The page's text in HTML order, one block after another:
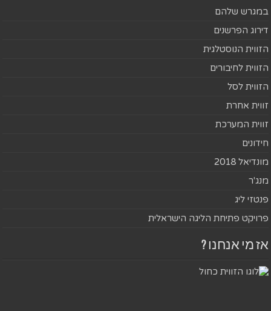
במגרש שלהם
דירוג הפרשנים
הזווית הנוסטלגית
הזווית לחיבורים
הזווית לסל
זווית אחרת
זווית המערכת
חידונים
מונדיאל 2018
מנג'ר
פנטזי ליג
פרויקט פתיחת הליגה הישראלית
אז מי אנחנו ?